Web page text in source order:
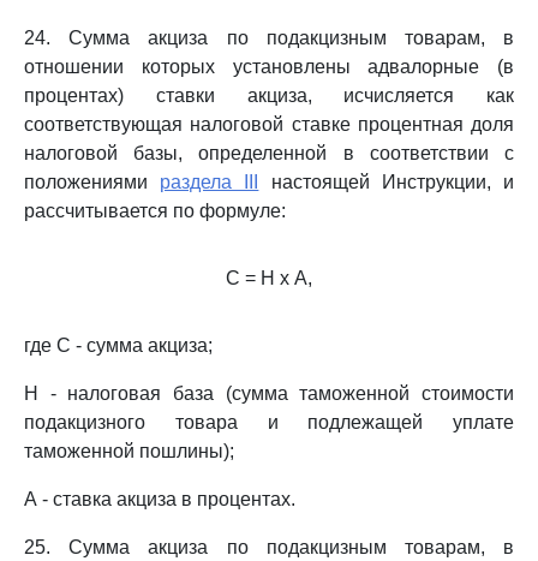
24. Сумма акциза по подакцизным товарам, в
отношении которых установлены адвалорные (в
процентах) ставки акциза, исчисляется как
соответствующая налоговой ставке процентная доля
налоговой базы, определенной в соответствии с
положениями раздела III
настоящей Инструкции, и
рассчитывается по формуле:
С = Н х А,
где С - сумма акциза;
Н - налоговая база (сумма таможенной стоимости
подакцизного товара и подлежащей уплате
таможенной пошлины);
А - ставка акциза в процентах.
25. Сумма акциза по подакцизным товарам, в